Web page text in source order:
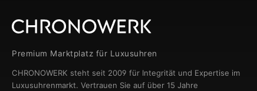
Premium Marktplatz für Luxusuhren
CHRONOWERK steht seit 2009 für Integrität und Expertise im
Luxusuhrenmarkt. Vertrauen Sie auf über 15 Jahre